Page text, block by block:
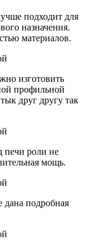
подходит для
назначения.
материалов.
изготовить
профильной
друг другу так
печи роли не
мощь.
подробная